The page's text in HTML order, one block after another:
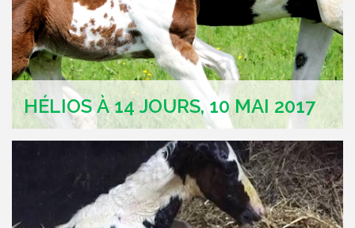
HÉLIOS À 14 JOURS, 10 MAI 2017